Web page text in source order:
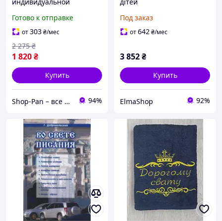
шампуров.
Готово к отправке
от303₴/мес
1 820₴
2 275 ₴
Купить
Shop-Pan – все для отдыха, дома и вдохновения! 94%
Под заказ
от642₴/мес
3 852₴
Купить
ElmaShop 92%